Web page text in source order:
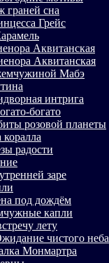
граней сна
Грейс
Аквитанская
Аквитанская
Мабэ
интрига
богато
розовой планеты
радости
заре
под дождём
капли
лету
чистого неба
Монмартра